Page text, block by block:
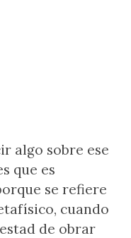
algo sobre ese
que es
se refiere
cuando
de obrar